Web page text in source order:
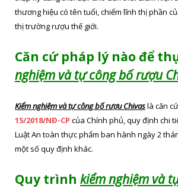
thương hiệu có tên tuổi, chiếm lĩnh thị phần
thị trường rượu thế giới.
Căn cứ pháp lý nào để
nghiệm và tự công bố rượu
Kiểm nghiệm và tự công bố rượu Chivaslà căn
15/2018/NĐ-CP của Chính phủ, quy định chi
Luật An toàn thực phẩm ban hành ngày 2
một số quy định khác.
Quy trình kiểm nghiệm và